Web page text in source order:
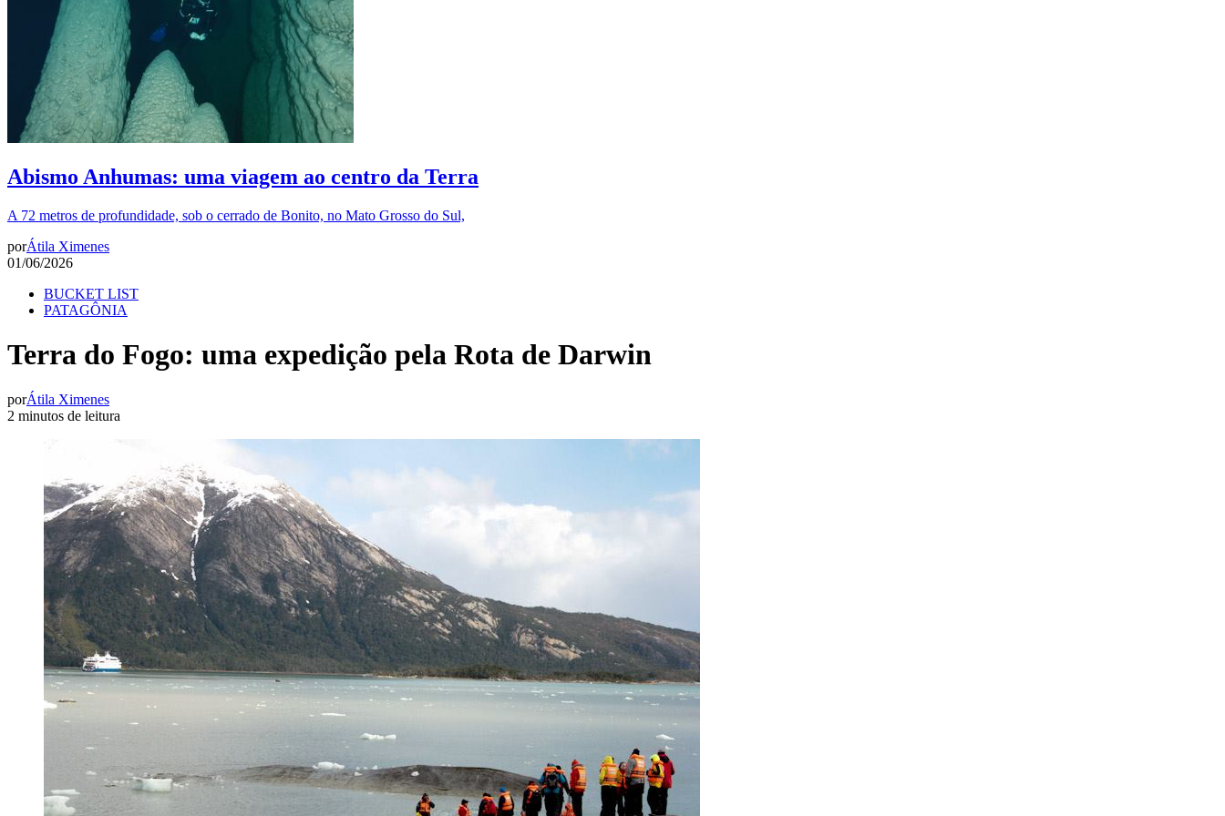
Abismo Anhumas: uma viagem ao centro da Terra
A 72 metros de profundidade, sob o cerrado de Bonito, no Mato Grosso do Sul,
porÁtila Ximenes
01/06/2026
BUCKET LIST
PATAGÔNIA
Terra do Fogo: uma expedição pela Rota de Darwin
porÁtila Ximenes
2 minutos de leitura